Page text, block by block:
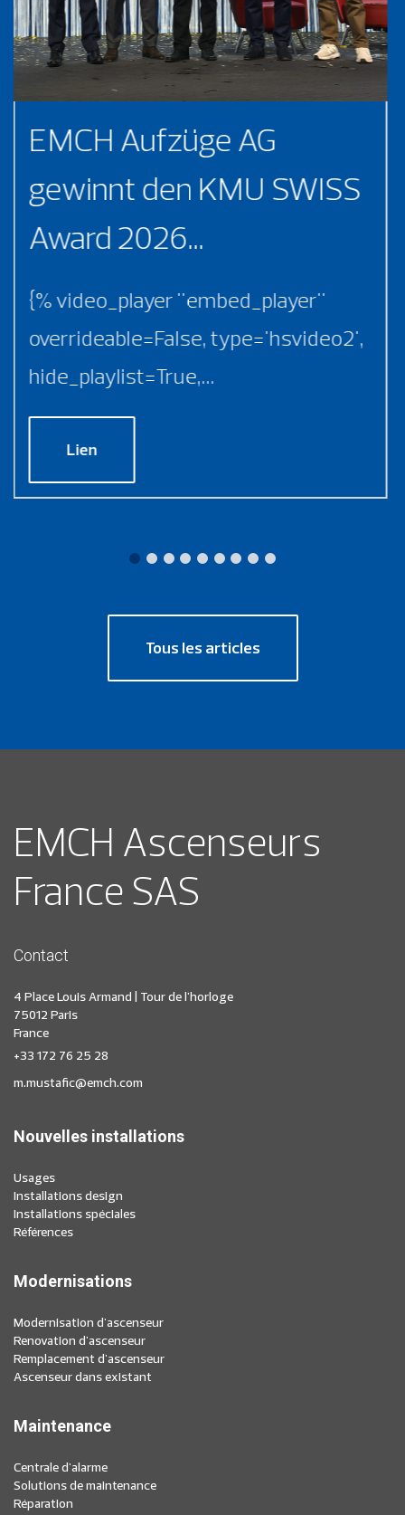
EMCH Aufzüge AG
gewinnt den KMU SWISS
Award 2026...
{% video_player "embed_player"
overrideable=False, type='hsvideo2',
hide_playlist=True,...
Lien
Tous les articles
EMCH Ascenseurs
France SAS
Contact
4 Place Louis Armand | Tour de l'horloge
75012 Paris
France
+33 172 76 25 28
m.mustafic@emch.com
Nouvelles installations
Usages
Installations design
Installations spéciales
Références
Modernisations
Modernisation d'ascenseur
Renovation d'ascenseur
Remplacement d'ascenseur
Ascenseur dans existant
Maintenance
Centrale d'alarme
Solutions de maintenance
Réparation